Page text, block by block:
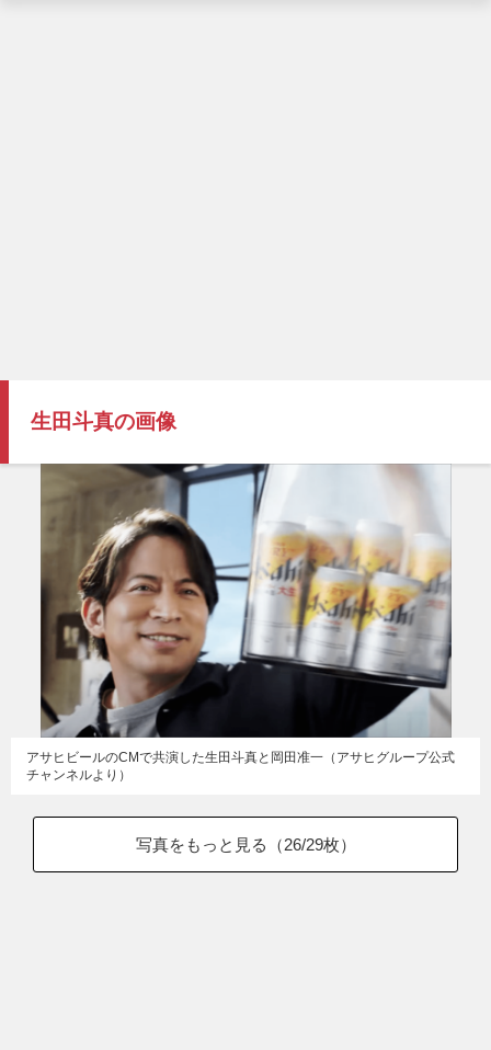
生田斗真の画像
アサヒビールのCMで共演した生田斗真と岡田准一（アサヒグループ公式
チャンネルより）
写真をもっと見る（26/29枚）